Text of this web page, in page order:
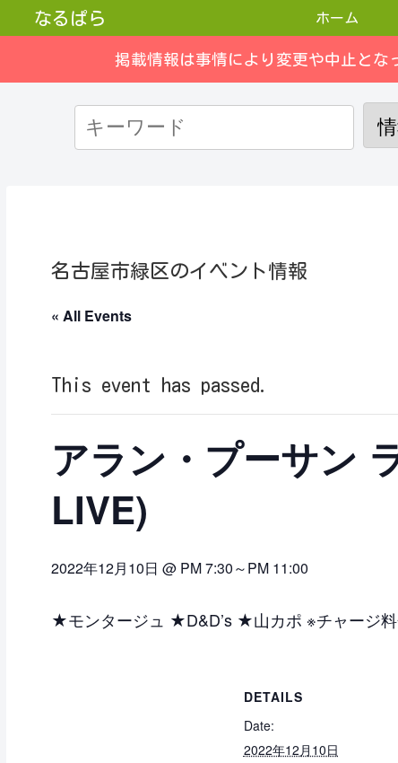
なるぱら ホーム
掲載情報は事情により変更や中止とな
名古屋市緑区のイベント情報
« All Events
This event has passed.
アラン・プーサン
LIVE)
2022年12月10日 @ PM 7:30～PM 11:00
★モンタージュ ★D&D’s ★山カポ ※チャージ
DETAILS
Date:
2022年12月10日